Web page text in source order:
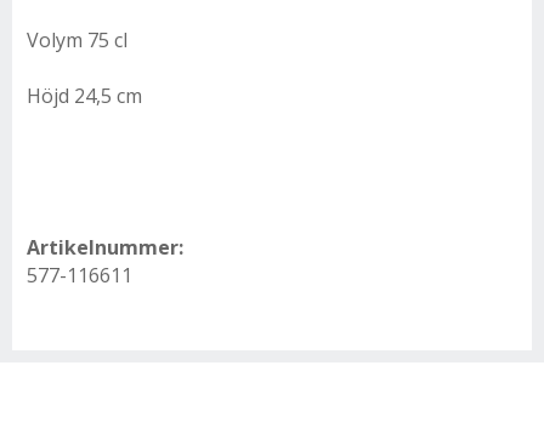
Volym 75 cl
Höjd 24,5 cm
Artikelnummer:
577-116611